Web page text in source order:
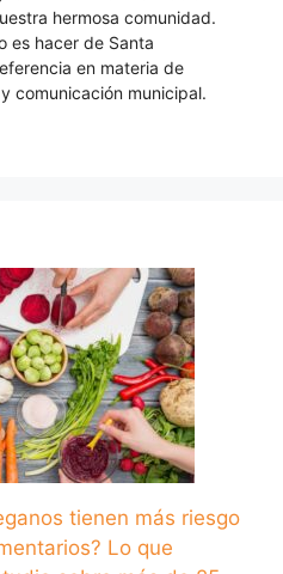
hermosa comunidad.
es hacer de Santa
en materia de
comunicación municipal.
tienen más riesgo
Lo que